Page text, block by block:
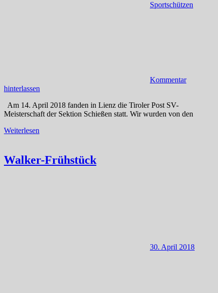
Sportschützen
Kommentar
hinterlassen
Am 14. April 2018 fanden in Lienz die Tiroler Post SV-
Meisterschaft der Sektion Schießen statt. Wir wurden von den
Weiterlesen
Walker-Frühstück
30. April 2018